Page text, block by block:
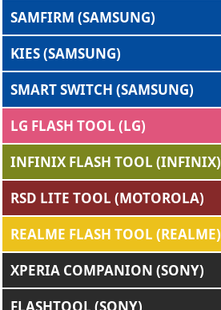
SAMFIRM (SAMSUNG)
KIES (SAMSUNG)
SMART SWITCH (SAMSUNG)
LG FLASH TOOL (LG)
INFINIX FLASH TOOL (INFINIX)
RSD LITE TOOL (MOTOROLA)
REALME FLASH TOOL (REALME)
XPERIA COMPANION (SONY)
FLASHTOOL (SONY)